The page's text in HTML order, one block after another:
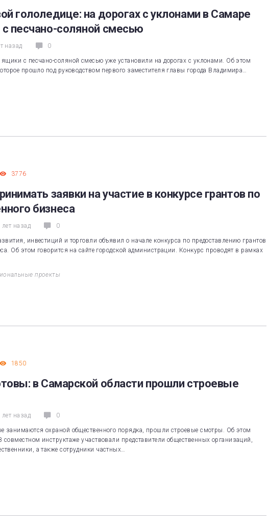
гололедице: на дорогах с уклонами в Самаре
песчано-соляной смесью
назад 0
с песчано-соляной смесью уже установили на дорогах с уклонами. Об этом
прошло под руководством первого заместителя главы города Владимира…
3776
заявки на участие в конкурсе грантов по
бизнеса
лет назад 0
инвестиций и торговли объявил о начале конкурса по предоставлению грантов
Об этом говорится на сайте городской администрации. Конкурс проводят в рамках
проекты
1850
в Самарской области прошли строевые
лет назад 0
занимаются охраной общественного порядка, прошли строевые смотры. Об этом
инструктаже участвовали представители общественных организаций,
а также сотрудники частных…